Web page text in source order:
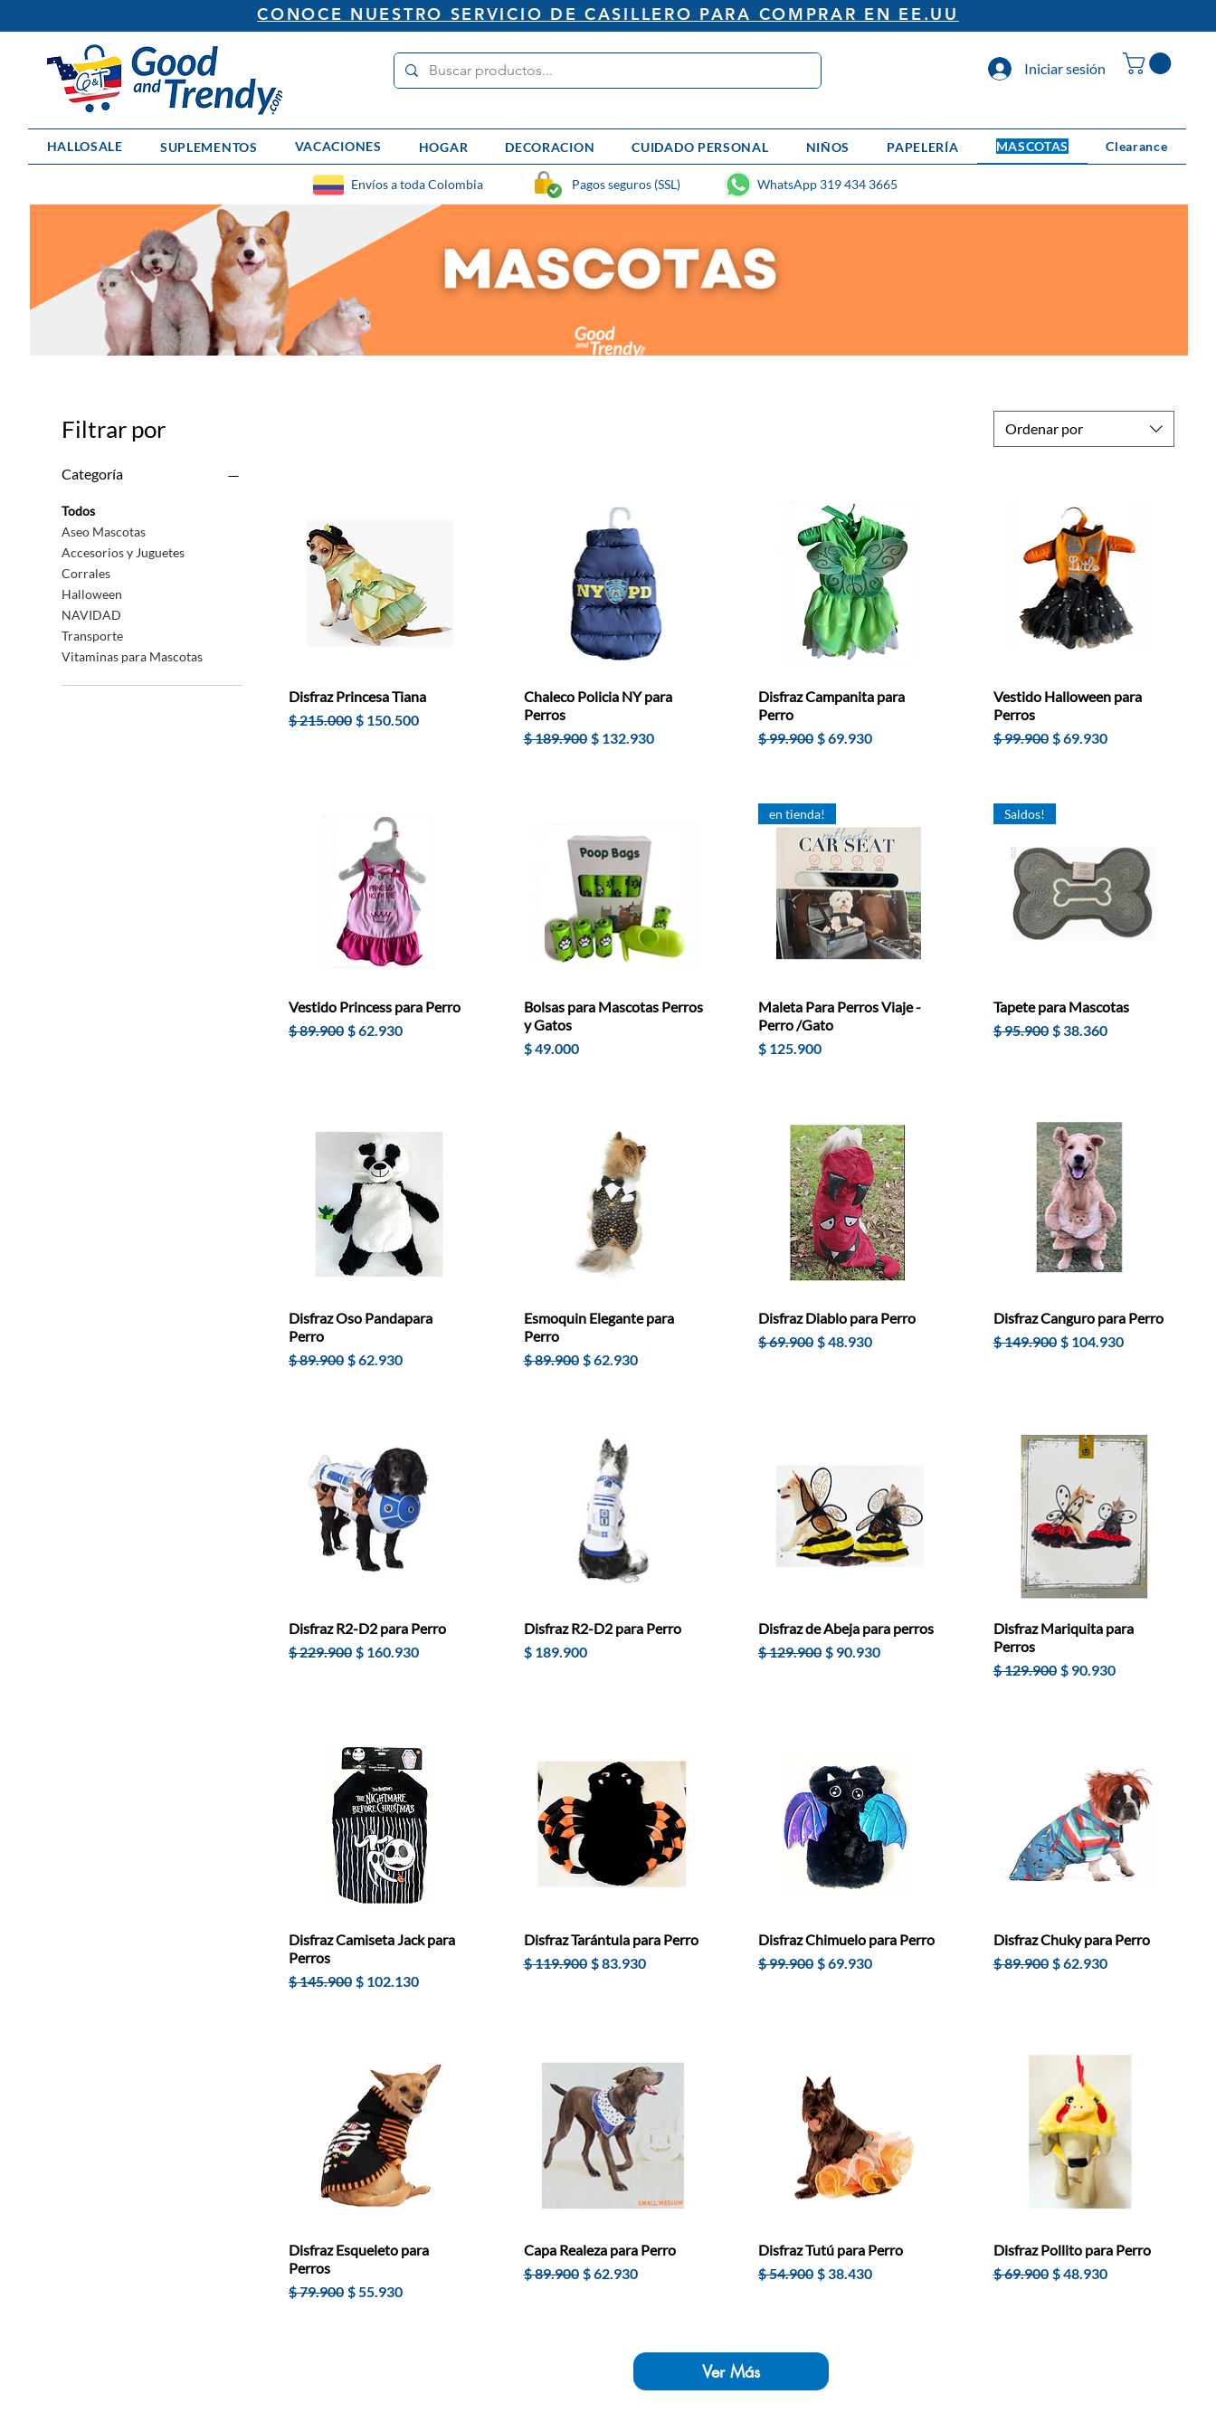
CONOCE NUESTRO SERVICIO DE CASILLERO PARA COMPRAR EN EE.UU
Iniciar sesión
HALLOSALE SUPLEMENTOS VACACIONES HOGAR DECORACION CUIDADO PERSONAL NIÑOS PAPELERÍA MASCOTAS Clearance
WhatsApp 319 434 3665
Pagos seguros (SSL)
Envíos a toda Colombia
Filtrar por
Categoría
Todos
Aseo Mascotas
Accesorios y Juguetes
Corrales
Halloween
NAVIDAD
Transporte
Vitaminas para Mascotas
Ordenar por
Disfraz Princesa Tiana
Precio
$ 215.000 Precio de oferta
$ 150.500
Chaleco Policia NY para
Perros
Precio
$ 189.900 Precio de oferta
$ 132.930
Disfraz Campanita para
Perro
Precio
$ 99.900 Precio de oferta
$ 69.930
Vestido Halloween para
Perros
Precio
$ 99.900 Precio de oferta
$ 69.930
Vestido Princess para Perro
Precio
$ 89.900 Precio de oferta
$ 62.930
Bolsas para Mascotas Perros
y Gatos
Precio
$ 49.000
en tienda!
Maleta Para Perros Viaje -
Perro /Gato
Precio
$ 125.900
Saldos!
Tapete para Mascotas
Precio
$ 95.900 Precio de oferta
$ 38.360
Disfraz Oso Pandapara
Perro
Precio
$ 89.900 Precio de oferta
$ 62.930
Esmoquin Elegante para
Perro
Precio
$ 89.900 Precio de oferta
$ 62.930
Disfraz Diablo para Perro
Precio
$ 69.900 Precio de oferta
$ 48.930
Disfraz Canguro para Perro
Precio
$ 149.900 Precio de oferta
$ 104.930
Disfraz R2-D2 para Perro
Precio
$ 229.900 Precio de oferta
$ 160.930
Disfraz R2-D2 para Perro
Precio
$ 189.900
Disfraz de Abeja para perros
Precio
$ 129.900 Precio de oferta
$ 90.930
Disfraz Mariquita para
Perros
Precio
$ 129.900 Precio de oferta
$ 90.930
Disfraz Camiseta Jack para
Perros
Precio
$ 145.900 Precio de oferta
$ 102.130
Disfraz Tarántula para Perro
Precio
$ 119.900 Precio de oferta
$ 83.930
Disfraz Chimuelo para Perro
Precio
$ 99.900 Precio de oferta
$ 69.930
Disfraz Chuky para Perro
Precio
$ 89.900 Precio de oferta
$ 62.930
Disfraz Esqueleto para
Perros
Precio
$ 79.900 Precio de oferta
$ 55.930
Capa Realeza para Perro
Precio
$ 89.900 Precio de oferta
$ 62.930
Disfraz Tutú para Perro
Precio
$ 54.900 Precio de oferta
$ 38.430
Disfraz Pollito para Perro
Precio
$ 69.900 Precio de oferta
$ 48.930
Ver Más